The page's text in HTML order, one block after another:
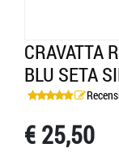
CRAVATTA
BLU SETA
€ 25,50